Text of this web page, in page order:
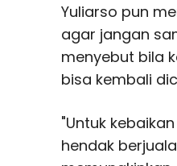
Yuliarso pun
agar jangan
menyebut bila
bisa kembali
"Untuk
hendak